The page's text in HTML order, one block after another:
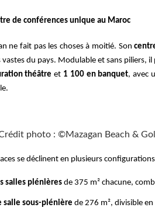
de conférences unique au Maroc
ne fait pas les choses à moitié. Son
vastes du pays. Modulable et sans piliers, il
théâtre et 1 100 en banquet, avec
photo : ©Mazagan Beach &
se déclinent en plusieurs
salles plénièresde 375 m² chacune,
salle sous-plénière de 276 m², divisible